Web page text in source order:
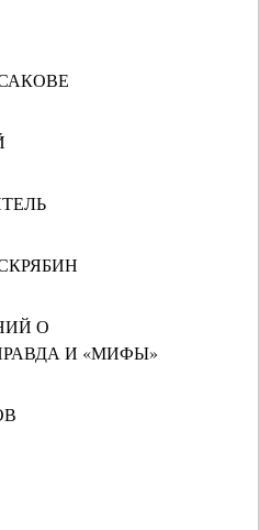
О
И «МИФЫ»